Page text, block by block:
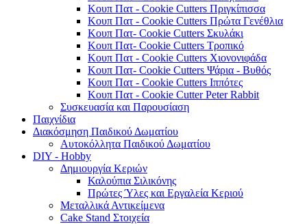
Κουπ Πατ - Cookie Cutters Πριγκίπισσα
Κουπ Πατ - Cookie Cutters Πρώτα Γενέθλια
Κουπ Πατ- Cookie Cutters Σκυλάκι
Κουπ Πατ- Cookie Cutters Τροπικό
Κουπ Πατ - Cookie Cutters Χιονονιφάδα
Κουπ Πατ- Cookie Cutters Ψάρια - Βυθός
Κουπ Πατ - Cookie Cutters Ιππότες
Κουπ Πατ - Cookie Cutter Peter Rabbit
Συσκευασία και Παρουσίαση
Παιχνίδια
Διακόσμηση Παιδικού Δωματίου
Αυτοκόλλητα Παιδικού Δωματίου
DIY - Hobby
Δημιουργία Κεριών
Καλούπια Σιλικόνης
Πρώτες Ύλες και Εργαλεία Κεριού
Μεταλλικά Αντικείμενα
Cake Stand Στοιχεία